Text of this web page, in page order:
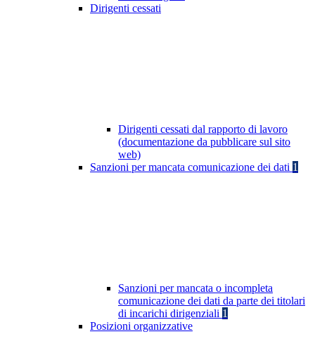
Dirigenti cessati
Dirigenti cessati dal rapporto di lavoro
(documentazione da pubblicare sul sito
web)
Sanzioni per mancata comunicazione dei dati 1
Sanzioni per mancata o incompleta
comunicazione dei dati da parte dei titolari
di incarichi dirigenziali 1
Posizioni organizzative